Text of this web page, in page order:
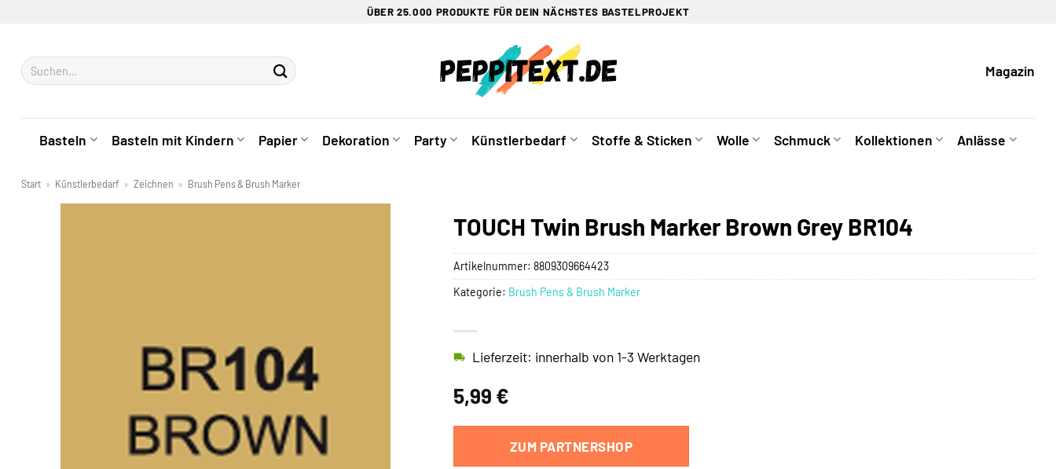
springen
ÜBER 25.000 PRODUKTE FÜR DEIN NÄCHSTES BASTELPROJEKT
Suchen
nach:
Magazin
Basteln Basteln mit Kindern Papier Dekoration Party Künstlerbedarf Stoffe & Sticken Wolle Schmuck Kollektionen Anlässe
Start » Künstlerbedarf » Zeichnen » Brush Pens & Brush Marker
TOUCH Twin Brush Marker Brown Grey BR104
5,99 €
Lieferzeit: innerhalb von 1-3 Werktagen
ZUM PARTNERSHOP
Artikelnummer: 8809309664423
Kategorie: Brush Pens & Brush Marker